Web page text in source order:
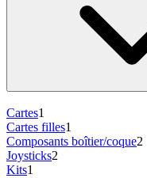
Cartes1
Cartes filles1
Composants boîtier/coque2
Joysticks2
Kits1